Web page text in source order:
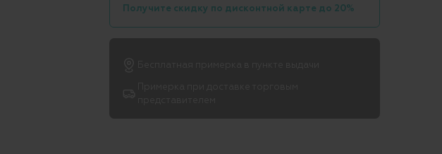
Получите скидку по дисконтной карте до 20%